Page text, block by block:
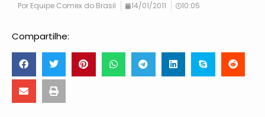
Por Equipe Comex do Brasil 14/01/2011 10:05
Compartilhe: